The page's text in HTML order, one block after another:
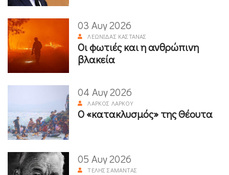
03 Αυγ 2026
ΛΕΩΝΊΔΑΣ ΚΑΣΤΑΝΆΣ
Οι φωτιές και η ανθρώπινη
βλακεία
04 Αυγ 2026
ΛΆΡΚΟΣ ΛΆΡΚΟΥ
Ο «κατακλυσμός» της Θέουτα
05 Αυγ 2026
ΤΈΛΗΣ ΣΑΜΑΝΤΆΣ